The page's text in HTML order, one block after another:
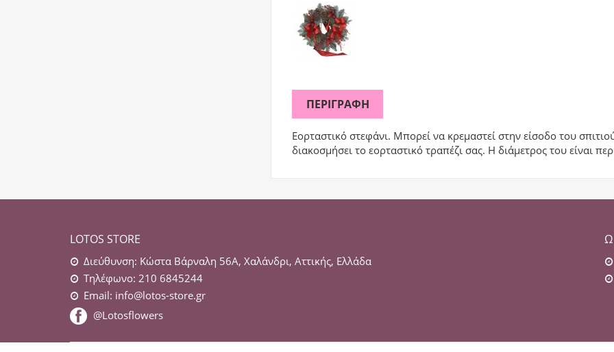
ΠΕΡΙΓΡΑΦΉ
Εορταστικό στεφάνι. Μπορεί να κρεμαστεί στην είσοδο του
διακοσμήσει το εορταστικό τραπέζι σας. Η διάμετρος του είναι
LOTOS STORE
Διεύθυνση: Κώστα Βάρναλη 56Α, Χαλάνδρι, Αττικής, Ελλάδα
Τηλέφωνο: 210 6845244
Email: info@lotos-store.gr
@Lotosflowers